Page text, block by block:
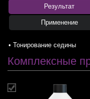
Результат
Применение
• Тонирование седины
Комплексные